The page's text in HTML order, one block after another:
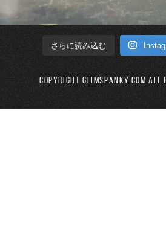
さらに読み込む
Copyright GLIMSPANKY.COM